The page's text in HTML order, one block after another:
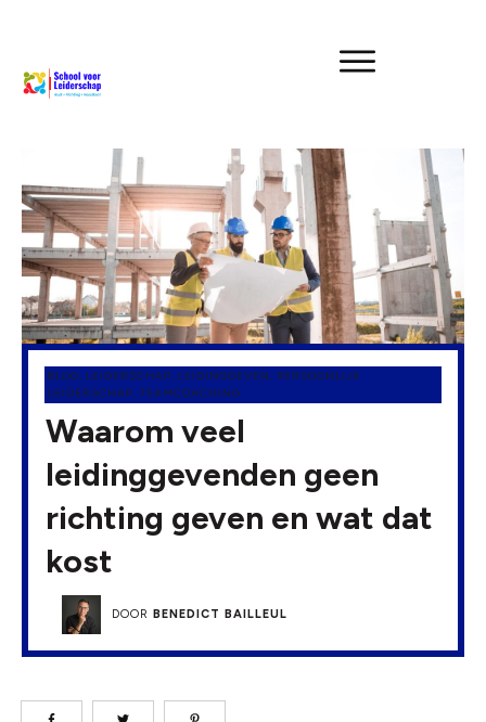
BLOG, LEIDERSCHAP, LEIDINGGEVEN , PERSOONLIJK
LEIDERSCHAP, TEAMCOACHING
Waarom veel
leidinggevenden geen
richting geven en wat dat
kost
DOOR BENEDICT BAILLEUL